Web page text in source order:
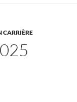
CARRIÈRE